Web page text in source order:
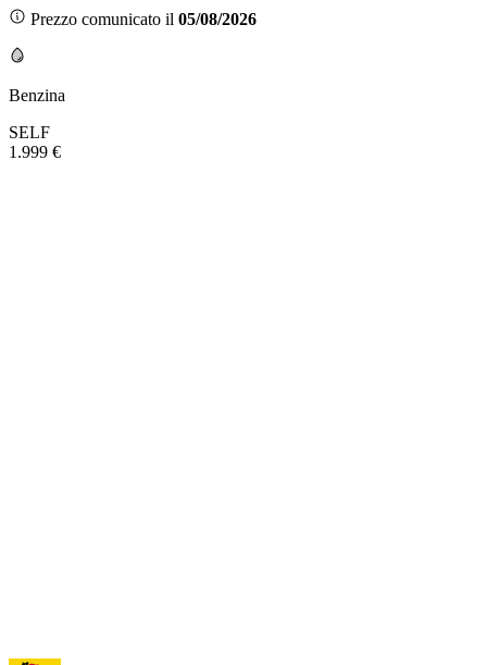
Prezzo comunicato il 05/08/2026
Benzina
SELF
1.999 €